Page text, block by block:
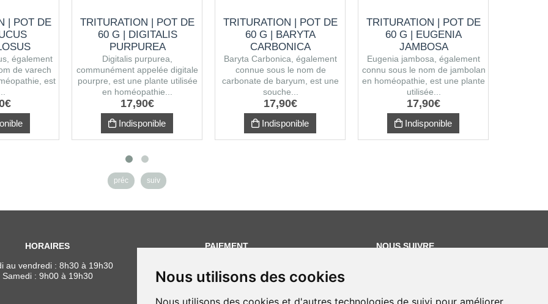
Nous utilisons des cookies
Nous utilisons des cookies et d'autres technologies de suivi pour améliorer
| POT DE
également
de varech
est
€
TRITURATION | POT DE
60 G | DIGITALIS
PURPUREA
Digitalis purpurea,
communément appelée digitale
pourpre, est une plante utilisée
en homéopathie...
17,90€
Indisponible
TRITURATION | POT DE
60 G | BARYTA
CARBONICA
Baryta Carbonica, également
connue sous le nom de
carbonate de baryum, est une
souche...
17,90€
Indisponible
TRITURATION | POT DE
60 G | EUGENIA
JAMBOSA
Eugenia jambosa, également
connu sous le nom de jambolan
en homéopathie, est une plante
utilisée...
17,90€
Indisponible
préc suiv
HORAIRES
au vendredi : 8h30 à 19h30
Samedi : 9h00 à 19h30
PAIEMENT NOUS SUIVRE